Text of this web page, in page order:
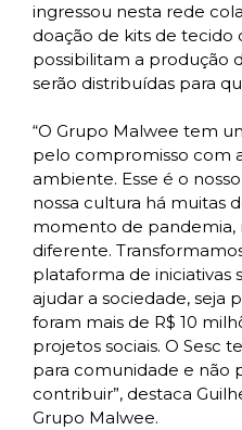
ingressou nesta rede
doação de kits de tecido
possibilitam a produção
serão distribuídas para
“O Grupo Malwee tem
pelo compromisso com
ambiente. Esse é o
nossa cultura há muitas
momento de pandemia,
diferente.
plataforma de iniciativas
ajudar a sociedade, seja
foram mais de R$ 10
projetos sociais. O Sesc
para comunidade e não
contribuir”, destaca
Grupo Malwee.